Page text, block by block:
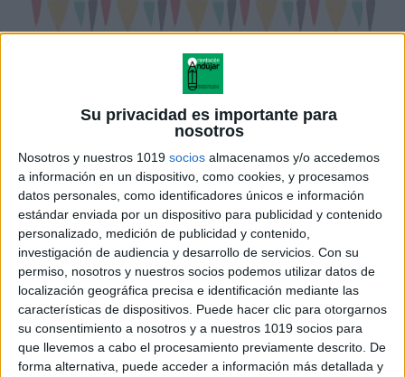
Su privacidad es importante para
nosotros
Nosotros y nuestros 1019 socios almacenamos y/o accedemos
a información en un dispositivo, como cookies, y procesamos
datos personales, como identificadores únicos e información
estándar enviada por un dispositivo para publicidad y contenido
personalizado, medición de publicidad y contenido,
investigación de audiencia y desarrollo de servicios. Con su
permiso, nosotros y nuestros socios podemos utilizar datos de
localización geográfica precisa e identificación mediante las
características de dispositivos. Puede hacer clic para otorgarnos
su consentimiento a nosotros y a nuestros 1019 socios para
que llevemos a cabo el procesamiento previamente descrito. De
forma alternativa, puede acceder a información más detallada y